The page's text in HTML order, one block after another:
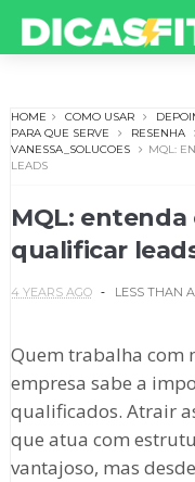
HOME COMO USAR
PARA QUE SERVE
RESENHA
VANESSA_SOLUCOES
MQL:
LEADS
MQL:
qualificar
4 YEARS AGO LESS THAN
Quem trabalha com
empresa sabe a
qualificados. Atrair
que atua com
vantajoso, mas